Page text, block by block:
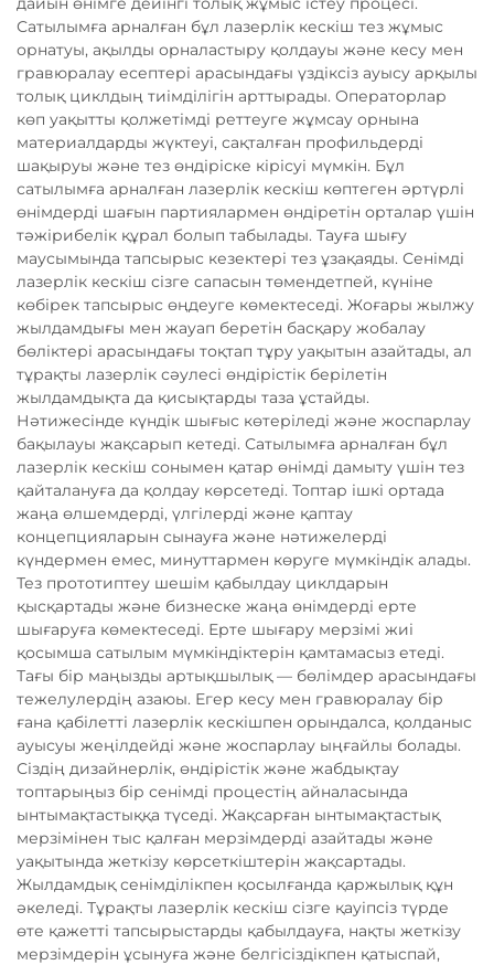
Сатылымға арналған бұл лазерлік кескіш тез жұмыс
орнатуы, ақылды орналастыру қолдауы және кесу мен
гравюралау есептері арасындағы үздіксіз ауысу арқылы
толық циклдың тиімділігін арттырады. Операторлар
көп уақытты қолжетімді реттеуге жұмсау орнына
материалдарды жүктеуі, сақталған профильдерді
шақыруы және тез өндіріске кірісуі мүмкін. Бұл
сатылымға арналған лазерлік кескіш көптеген әртүрлі
өнімдерді шағын партиялармен өндіретін орталар үшін
тәжірибелік құрал болып табылады. Тауға шығу
маусымында тапсырыс кезектері тез ұзақаяды. Сенімді
лазерлік кескіш сізге сапасын төмендетпей, күніне
көбірек тапсырыс өңдеуге көмектеседі. Жоғары жылжу
жылдамдығы мен жауап беретін басқару жобалау
бөліктері арасындағы тоқтап тұру уақытын азайтады, ал
тұрақты лазерлік сәулесі өндірістік берілетін
жылдамдықта да қисықтарды таза ұстайды.
Нәтижесінде күндік шығыс көтеріледі және жоспарлау
бақылауы жақсарып кетеді. Сатылымға арналған бұл
лазерлік кескіш сонымен қатар өнімді дамыту үшін тез
қайталануға да қолдау көрсетеді. Топтар ішкі ортада
жаңа өлшемдерді, үлгілерді және қаптау
концепцияларын сынауға және нәтижелерді
күндермен емес, минуттармен көруге мүмкіндік алады.
Тез прототиптеу шешім қабылдау циклдарын
қысқартады және бизнеске жаңа өнімдерді ерте
шығаруға көмектеседі. Ерте шығару мерзімі жиі
қосымша сатылым мүмкіндіктерін қамтамасыз етеді.
Тағы бір маңызды артықшылық — бөлімдер арасындағы
тежелулердің азаюы. Егер кесу мен гравюралау бір
ғана қабілетті лазерлік кескішпен орындалса, қолданыс
ауысуы жеңілдейді және жоспарлау ыңғайлы болады.
Сіздің дизайнерлік, өндірістік және жабдықтау
топтарыңыз бір сенімді процестің айналасында
ынтымақтастыққа түседі. Жақсарған ынтымақтастық
мерзімінен тыс қалған мерзімдерді азайтады және
уақытында жеткізу көрсеткіштерін жақсартады.
Жылдамдық сенімділікпен қосылғанда қаржылық құн
әкеледі. Тұрақты лазерлік кескіш сізге қауіпсіз түрде
өте қажетті тапсырыстарды қабылдауға, нақты жеткізу
мерзімдерін ұсынуға және белгісіздікпен қатыспай,